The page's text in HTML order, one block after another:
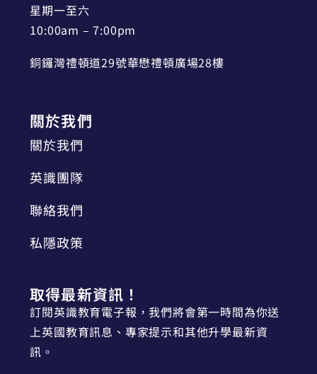
星期一至六
10:00am – 7:00pm
銅鑼灣禮頓道29號華懋禮頓廣場28樓
關於我們
關於我們
英識團隊
聯絡我們
私隱政策
取得最新資訊！
訂閱英識教育電子報，我們將會第一時間為你送
上英國教育訊息、專家提示和其他升學最新資
訊。